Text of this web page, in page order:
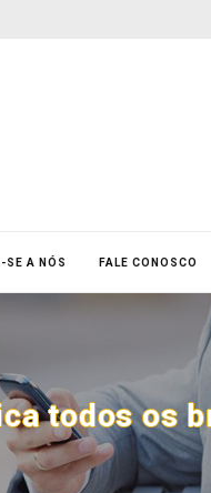
SE A NÓS FALE CONOSCO
todos os